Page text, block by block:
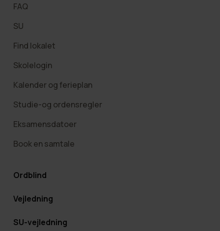
FAQ
SU
Find lokalet
Skolelogin
Kalender og ferieplan
Studie-og ordensregler
Eksamensdatoer
Book en samtale
Ordblind
Vejledning
SU-vejledning